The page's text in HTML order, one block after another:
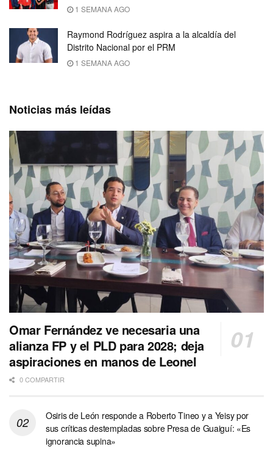
1 SEMANA AGO
Raymond Rodríguez aspira a la alcaldía del
Distrito Nacional por el PRM
1 SEMANA AGO
Noticias más leídas
Omar Fernández ve necesaria una
alianza FP y el PLD para 2028; deja
aspiraciones en manos de Leonel
0 COMPARTIR
Osiris de León responde a Roberto Tineo y a Yeisy por
sus críticas destempladas sobre Presa de Guaiguí: «Es
ignorancia supina»